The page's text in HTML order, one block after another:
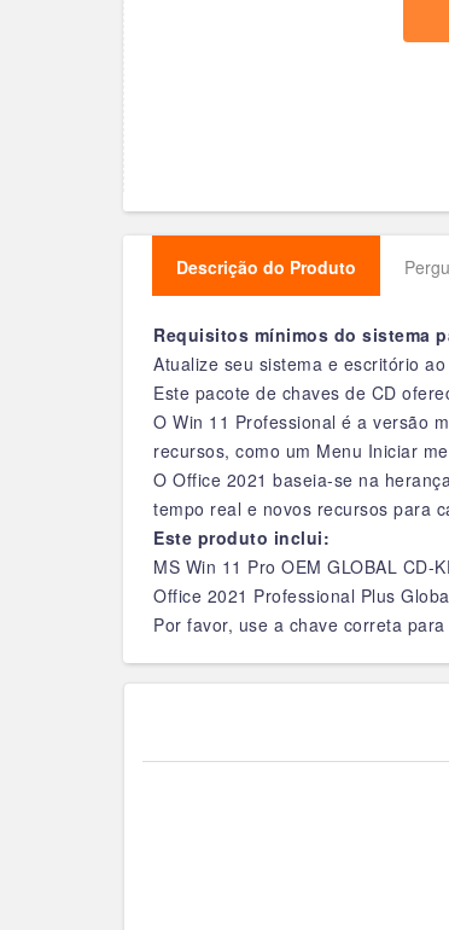
Descrição do Produto
Requisitos mínimos do sistema
Atualize seu sistema e escritório
Este pacote de chaves de CD
O Win 11 Professional é a versão
recursos, como um Menu Iniciar
O Office 2021 baseia-se na
tempo real e novos recursos para
Este produto inclui:
MS Win 11 Pro OEM GLOBAL CD-
Office 2021 Professional Plus
Por favor, use a chave correta